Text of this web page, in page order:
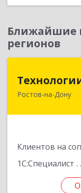
Ближайшие
регионов
Ростов-на-Дону
Клиентов на
1С:Специалист
344064,